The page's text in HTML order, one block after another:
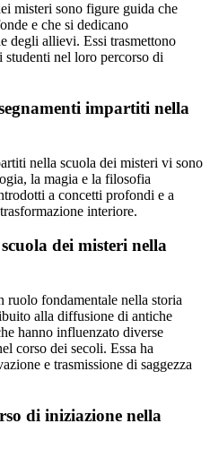
misteri sono figure guida che
e che si dedicano
degli allievi. Essi trasmettono
studenti nel loro percorso di
impartiti nella
nella scuola dei misteri vi sono
la magia e la filosofia
a concetti profondi e a
interiore.
dei misteri nella
ruolo fondamentale nella storia
alla diffusione di antiche
hanno influenzato diverse
corso dei secoli. Essa ha
e trasmissione di saggezza
di iniziazione nella